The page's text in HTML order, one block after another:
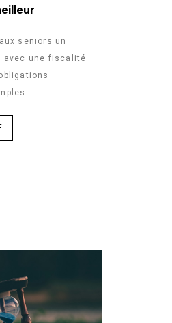
seniors un
avec une fiscalité